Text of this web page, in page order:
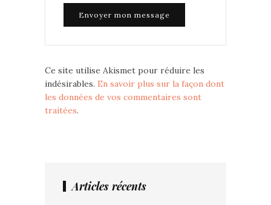
Ce site utilise Akismet pour réduire les
indésirables. En savoir plus sur la façon dont
les données de vos commentaires sont
traitées.
Articles récents